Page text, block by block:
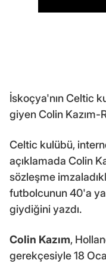
İskoçya'nın Celtic
giyen Colin Kazım-
Celtic kulübü,
açıklamada Colin
sözleşme
futbolcunun 40'a
giydiğini yazdı.
Colin Kazım,
gerekçesiyle 18